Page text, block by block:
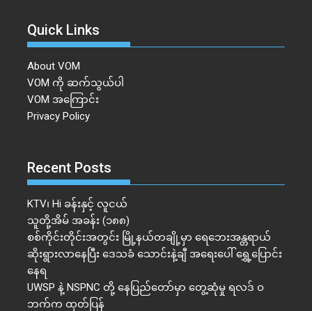
Quick Links
About VOM
VOM ကို ဆက်သွယ်ပါ
VOM အကြောင်း
Privacy Policy
Recent Posts
KTV၊ Hi ခန်းနှင့် လူငယ်
သူတို့အိမ် အခန်း (၁၈၈)
စစ်ကိုင်းတိုင်းအတွင်း မြို့နယ်တချို့မှာ ရေဘေးအန္တရာယ်
ဆိုးရွားလာနေပြီး ဒေသခံ သောင်းနဲ့ချီ အရေးပေါ် ရွှေ့ပြောင်း
နေရ
UWSP နဲ့ NSPNC တို့ နေပြည်တော်မှာ တွေ့ဆုံမှု ရလဒ် ဝ
ဘက်က ထုတ်ပြန်